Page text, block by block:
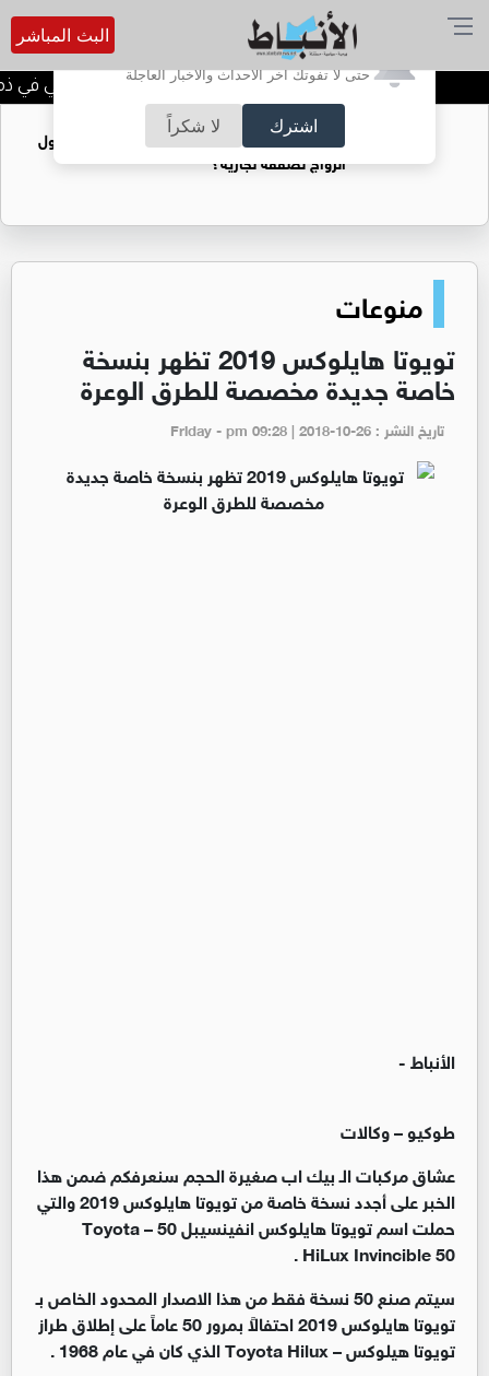
أترغب في تفعيل الإشعارات؟
حتى لا تفوتك آخر الأحداث والأخبار العاجلة
اشترك لا شكراً
البث المباشر
الحاجة خالدة محمود الكرمي في ذمة
فتيات يستغللنه لتحقيق مكاسب مادية.. هل تحول
الزواج لصفقة تجارية؟
منوعات
تويوتا هايلوكس 2019 تظهر بنسخة
خاصة جديدة مخصصة للطرق الوعرة
تاريخ النشر : Friday - pm 09:28 | 2018-10-26
الأنباط -
طوكيو – وكالات
عشاق مركبات الـ بيك اب صغيرة الحجم سنعرفكم ضمن هذا
الخبر على أجدد نسخة خاصة من تويوتا هايلوكس 2019 والتي
حملت اسم تويوتا هايلوكس انفينسيبل 50 – Toyota
HiLux Invincible 50 .
سيتم صنع 50 نسخة فقط من هذا الاصدار المحدود الخاص بـ
تويوتا هايلوكس 2019 احتفالاً بمرور 50 عاماً على إطلاق طراز
تويوتا هيلوكس – Toyota Hilux الذي كان في عام 1968 .